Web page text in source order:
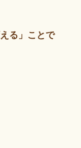
る」ことで